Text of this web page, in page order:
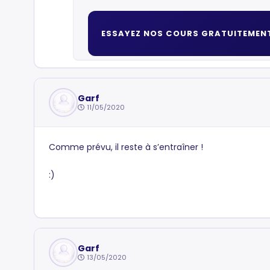
ESSAYEZ NOS COURS
Garf
11/05/2020
Comme prévu, il reste à s’entraîner !
:)
Garf
13/05/2020